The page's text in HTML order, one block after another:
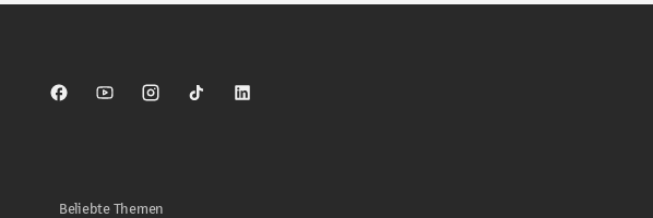
Sparkasse auf Facebook
Sparkasse auf Youtube
Sparkasse auf Instagram
Sparkasse auf TikTok
Sparkasse auf LinkedIn
Beliebte Themen